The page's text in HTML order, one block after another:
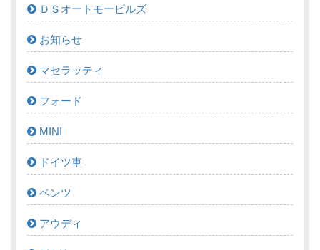
ＤＳオートモービルズ
お知らせ
マセラッティ
フォード
MINI
ドイツ車
ベンツ
アウディ